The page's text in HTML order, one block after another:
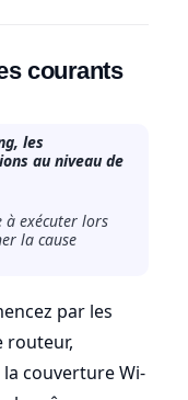
courants
les
au niveau de
à exécuter lors
la cause
par les
routeur,
couverture Wi-